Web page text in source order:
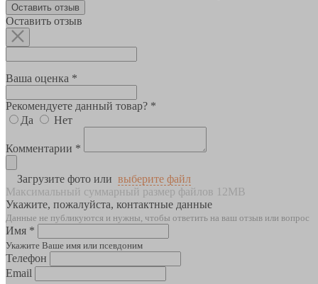
Оставить отзыв
Оставить отзыв
Ваша оценка *
Рекомендуете данный товар? *
Да
Нет
Комментарии *
Загрузите фото или выберите файл
Максимальный суммарный размер файлов 12MB
Укажите, пожалуйста, контактные данные
Данные не публикуются и нужны, чтобы ответить на ваш отзыв или вопрос
Имя *
Укажите Ваше имя или псевдоним
Телефон
Email